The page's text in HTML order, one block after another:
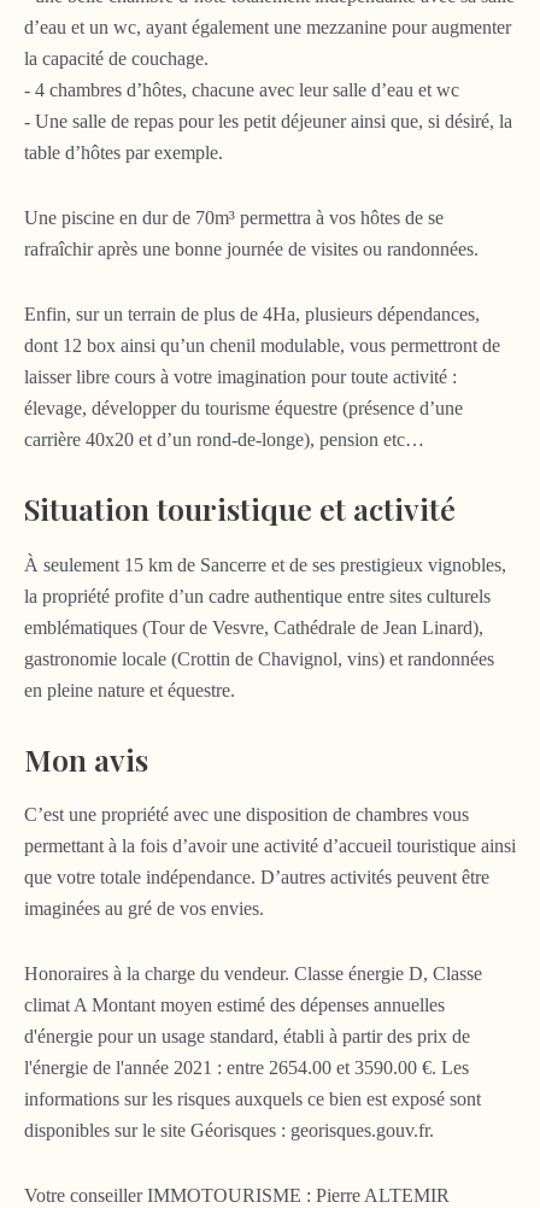
d’eau et un wc, ayant également une mezzanine pour augmenter
la capacité de couchage.
- 4 chambres d’hôtes, chacune avec leur salle d’eau et wc
- Une salle de repas pour les petit déjeuner ainsi que, si désiré, la
table d’hôtes par exemple.
Une piscine en dur de 70m³ permettra à vos hôtes de se
rafraîchir après une bonne journée de visites ou randonnées.
Enfin, sur un terrain de plus de 4Ha, plusieurs dépendances,
dont 12 box ainsi qu’un chenil modulable, vous permettront de
laisser libre cours à votre imagination pour toute activité :
élevage, développer du tourisme équestre (présence d’une
carrière 40x20 et d’un rond-de-longe), pension etc…
Situation touristique et activité
À seulement 15 km de Sancerre et de ses prestigieux vignobles,
la propriété profite d’un cadre authentique entre sites culturels
emblématiques (Tour de Vesvre, Cathédrale de Jean Linard),
gastronomie locale (Crottin de Chavignol, vins) et randonnées
en pleine nature et équestre.
Mon avis
C’est une propriété avec une disposition de chambres vous
permettant à la fois d’avoir une activité d’accueil touristique ainsi
que votre totale indépendance. D’autres activités peuvent être
imaginées au gré de vos envies.
Honoraires à la charge du vendeur. Classe énergie D, Classe
climat A Montant moyen estimé des dépenses annuelles
d'énergie pour un usage standard, établi à partir des prix de
l'énergie de l'année 2021 : entre 2654.00 et 3590.00 €. Les
informations sur les risques auxquels ce bien est exposé sont
disponibles sur le site Géorisques : georisques.gouv.fr.
Votre conseiller IMMOTOURISME : Pierre ALTEMIR